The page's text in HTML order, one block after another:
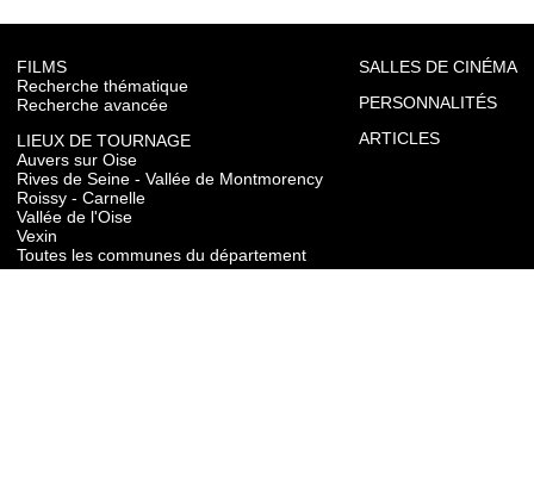
FILMS
Recherche thématique
Recherche avancée
LIEUX DE TOURNAGE
Auvers sur Oise
Rives de Seine - Vallée de Montmorency
Roissy - Carnelle
Vallée de l'Oise
Vexin
Toutes les communes du département
SALLES DE CINÉMA
PERSONNALITÉS
ARTICLES